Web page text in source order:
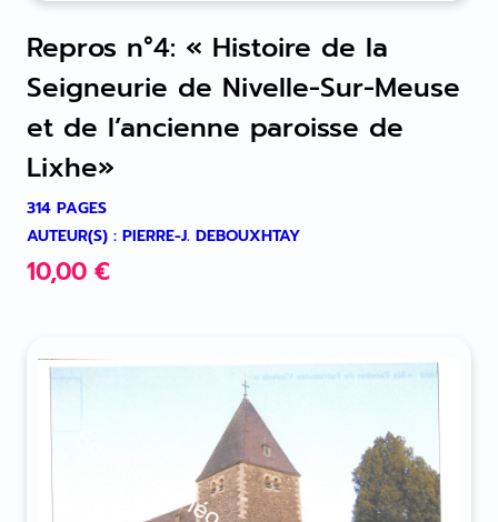
Repros n°4: « Histoire de la
Seigneurie de Nivelle-Sur-Meuse
et de l’ancienne paroisse de
Lixhe»
314 PAGES
AUTEUR(S) : PIERRE-J. DEBOUXHTAY
10,00 €